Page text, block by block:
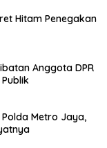
Hitam Penegakan
Anggota DPR
Metro Jaya,